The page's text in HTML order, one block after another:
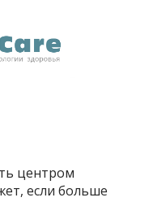
центром
если больше